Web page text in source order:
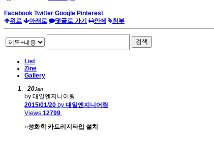
Facebook Twitter Google Pinterest
위로
아래로 댓글로 가기 인쇄 첨부
검색
List
Zine
Gallery
20Jan
by 대일엔지니어링
2015/01/20 by 대일엔지니어링
Views 12799
○성화학 카트리지타입 설치